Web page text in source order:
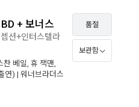
+ 보너스
션+인터스텔라
찬 베일 휴 잭맨
연) | 워너브라더스
품절
보관함